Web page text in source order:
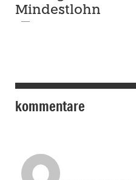
Mindestlohn
kommentare